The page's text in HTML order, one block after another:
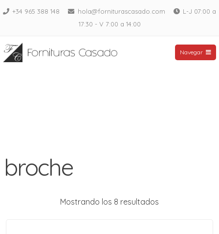
Saltar+34 965 388 148 hola@forniturascasado.com
L-J 07:00 a
17:30 - V 7:00 a 14:00
Fornituras Casado
Navegar
broche
Mostrando los 8 resultados